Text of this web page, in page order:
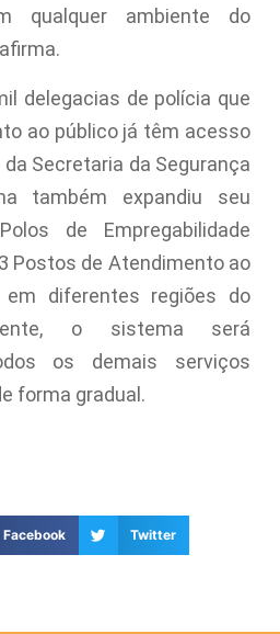
qualquer ambiente do
delegacias de polícia que
ao público já têm acesso
Secretaria da Segurança
também expandiu seu
de Empregabilidade
Postos de Atendimento ao
em diferentes regiões do
o sistema será
os demais serviços
forma gradual.
Facebook Twitter